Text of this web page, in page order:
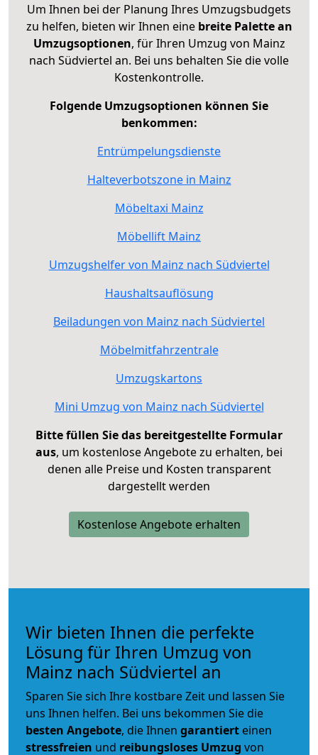
Um Ihnen bei der Planung Ihres Umzugsbudgets
zu helfen, bieten wir Ihnen eine breite Palette an
Umzugsoptionen, für Ihren Umzug von Mainz
nach Südviertel an. Bei uns behalten Sie die volle
Kostenkontrolle.
Folgende Umzugsoptionen können Sie
benkommen:
Entrümpelungsdienste
Halteverbotszone in Mainz
Möbeltaxi Mainz
Möbellift Mainz
Umzugshelfer von Mainz nach Südviertel
Haushaltsauflösung
Beiladungen von Mainz nach Südviertel
Möbelmitfahrzentrale
Umzugskartons
Mini Umzug von Mainz nach Südviertel
Bitte füllen Sie das bereitgestellte Formular
aus, um kostenlose Angebote zu erhalten, bei
denen alle Preise und Kosten transparent
dargestellt werden
Kostenlose Angebote erhalten
Wir bieten Ihnen die perfekte
Lösung für Ihren Umzug von
Mainz nach Südviertel an
Sparen Sie sich Ihre kostbare Zeit und lassen Sie
uns Ihnen helfen. Bei uns bekommen Sie die
besten Angebote, die Ihnen garantiert einen
stressfreien und reibungsloses Umzug von